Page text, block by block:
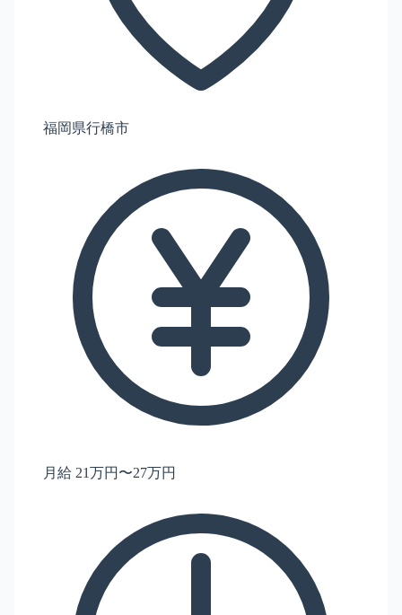
福岡県行橋市
月給 21万円〜27万円